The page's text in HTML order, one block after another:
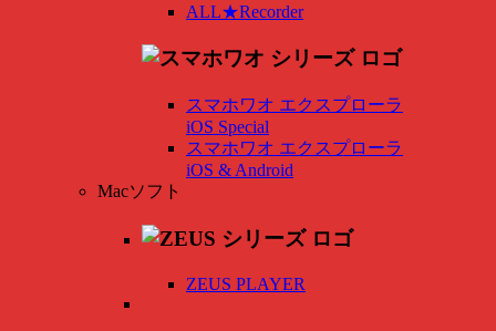
ALL★Recorder
スマホワオ エクスプローラ
iOS Special
スマホワオ エクスプローラ
iOS & Android
Macソフト
ZEUS PLAYER